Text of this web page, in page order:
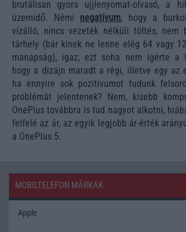
brutálisan gyors ujjlenyomat-olvasó, a
üzemidő. Némi negatívum, hogy a
vízálló, nincs vezeték nélküli töltés, nem
tárhely (bár kinek ne lenne elég 64 vagy
manapság), igaz, ezt soha nem ígérte a
hogy a dizájn maradt a régi, illetve egy az
ha ennyire sok pozitívumot tudunk
problémát jelentenek? Nem, kisebb
OnePlus továbbra is tud nagyot alkotni,
felfelé az ár, az egyik legjobb ár-érték
a OnePlus 5.
MOBILTELEFON MÁRKÁK
Apple